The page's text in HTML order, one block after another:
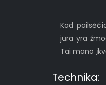
Kad
jūra yra
Tai mano
Technika: